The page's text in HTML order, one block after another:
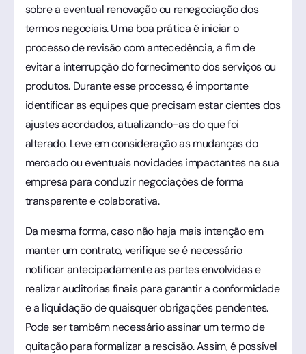
sobre a eventual renovação ou renegociação dos
termos negociais. Uma boa prática é iniciar o
processo de revisão com antecedência, a fim de
evitar a interrupção do fornecimento dos serviços ou
produtos. Durante esse processo, é importante
identificar as equipes que precisam estar cientes dos
ajustes acordados, atualizando-as do que foi
alterado. Leve em consideração as mudanças do
mercado ou eventuais novidades impactantes na sua
empresa para conduzir negociações de forma
transparente e colaborativa.
Da mesma forma, caso não haja mais intenção em
manter um contrato, verifique se é necessário
notificar antecipadamente as partes envolvidas e
realizar auditorias finais para garantir a conformidade
e a liquidação de quaisquer obrigações pendentes.
Pode ser também necessário assinar um termo de
quitação para formalizar a rescisão. Assim, é possível